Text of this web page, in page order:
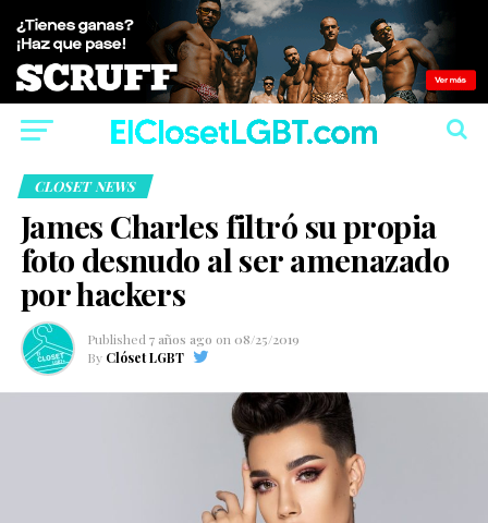
CLOSET NEWS
James Charles filtró su propia
foto desnudo al ser amenazado
por hackers
Published 7 años ago on 08/25/2019
By Clóset LGBT